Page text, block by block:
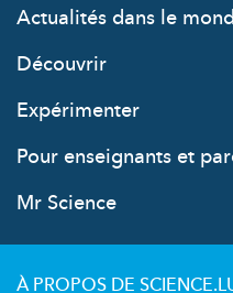
Actualités dans le
Découvrir
Expérimenter
Pour enseignants et
Mr Science
À PROPOS DE